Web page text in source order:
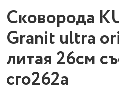
Сковорода
Granit ultra
литая 26см
сго262а